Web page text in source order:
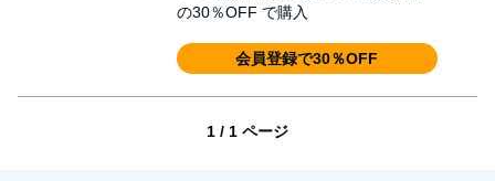
の30％OFF で購入
会員登録で30％OFF
1 / 1 ページ